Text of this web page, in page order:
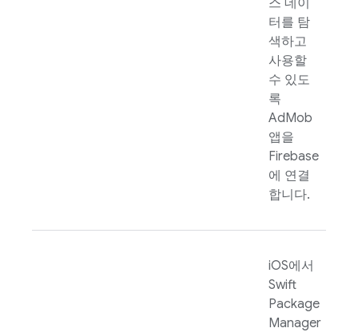
스 데이
터를 탐
색하고
사용할
수 있도
록
AdMob
앱을
Firebase
에 연결
합니다.
iOS에서
Swift
Package
Manager